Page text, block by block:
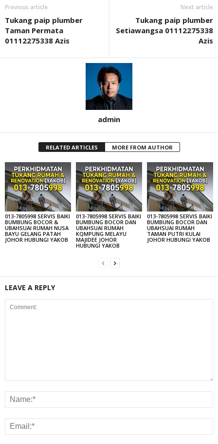
Previous article
Tukang paip plumber
Taman Permata
01112275338 Azis
Next article
Tukang paip plumber
Setiawangsa 01112275338
Azis
admin
RELATED ARTICLES MORE FROM AUTHOR
013-7805998 SERVIS BAIKI
BUMBUNG BOCOR &
UBAHSUAI RUMAH NUSA
BAYU GELANG PATAH
JOHOR HUBUNGI YAKOB
013-7805998 SERVIS BAIKI
BUMBUNG BOCOR DAN
UBAHSUAI RUMAH
KQMPUNG MELAYU
MAJIDEE JOHOR
HUBUNGI YAKOB
013-7805998 SERVIS BAIKI
BUMBUNG BOCOR DAN
UBAHSUAI RUMAH
TAMAN PUTRI KULAI
JOHOR HUBUNGI YAKOB
LEAVE A REPLY